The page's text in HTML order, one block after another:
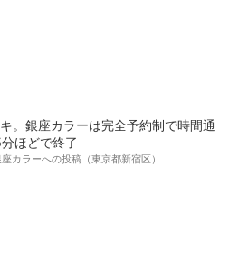
。銀座カラーは完全予約制で時間通
ほどで終了
カラーへの投稿（東京都新宿区）